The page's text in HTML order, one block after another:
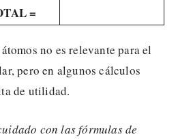
=
no es relevante para el
pero en algunos cálculos
de utilidad.
con las fórmulas de